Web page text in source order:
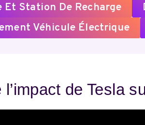
Et Station De Recharge
Véhicule Électrique
de Tesla